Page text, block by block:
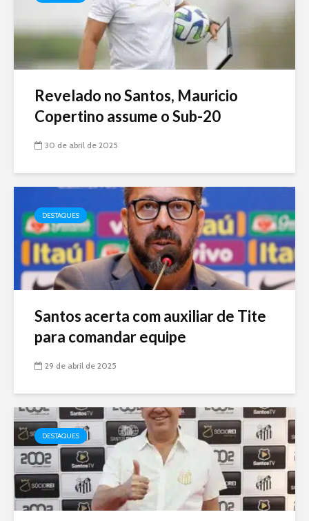
Revelado no Santos, Mauricio
Copertino assume o Sub-20
30 de abril de 2025
DESTAQUES
Santos acerta com auxiliar de Tite
para comandar equipe
29 de abril de 2025
DESTAQUES